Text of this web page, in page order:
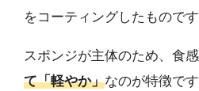
をコーティングしたものです
スポンジが主体のため、食
て「軽やか」なのが特徴です